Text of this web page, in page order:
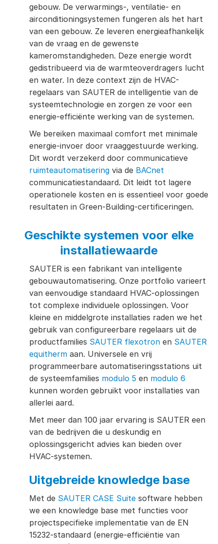
gebouw. De verwarmings-, ventilatie- en
airconditioningsystemen fungeren als het hart
van een gebouw. Ze leveren energieafhankelijk
van de vraag en de gewenste
kameromstandigheden. Deze energie wordt
gedistribueerd via de warmteoverdragers lucht
en water. In deze context zijn de HVAC-
regelaars van SAUTER de intelligentie van de
systeemtechnologie en zorgen ze voor een
energie-efficiënte werking van de systemen.
We bereiken maximaal comfort met minimale
energie-invoer door vraaggestuurde werking.
Dit wordt verzekerd door communicatieve
ruimteautomatisering via de BACnet
communicatiestandaard. Dit leidt tot lagere
operationele kosten en is essentieel voor goede
resultaten in Green-Building-certificeringen.
Geschikte systemen voor elke
installatiewaarde
SAUTER is een fabrikant van intelligente
gebouwautomatisering. Onze portfolio varieert
van eenvoudige standaard HVAC-oplossingen
tot complexe individuele oplossingen. Voor
kleine en middelgrote installaties raden we het
gebruik van configureerbare regelaars uit de
productfamilies SAUTER flexotron en SAUTER
equitherm aan. Universele en vrij
programmeerbare automatiseringsstations uit
de systeemfamilies modulo 5 en modulo 6
kunnen worden gebruikt voor installaties van
allerlei aard.
Met meer dan 100 jaar ervaring is SAUTER een
van de bedrijven die u deskundig en
oplossingsgericht advies kan bieden over
HVAC-systemen.
Uitgebreide knowledge base
Met de SAUTER CASE Suite software hebben
we een knowledge base met functies voor
projectspecifieke implementatie van de EN
15232-standaard (energie-efficiëntie van